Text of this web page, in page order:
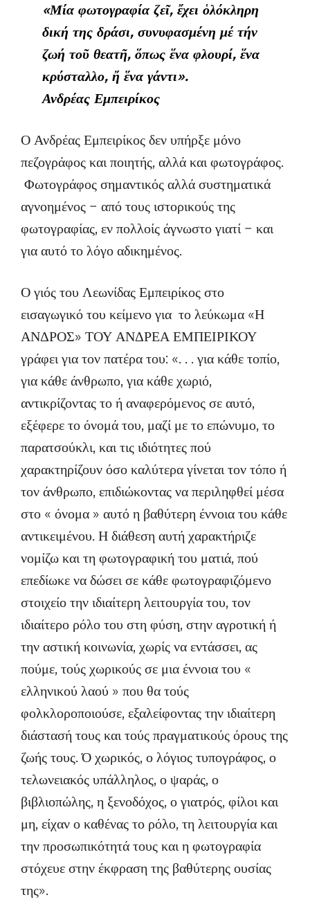
«Μία φωτογραφία ζεῖ, ἔχει ὁλόκληρη
δική της δράσι, συνυφασμένη μέ τήν
ζωή τοῦ θεατῆ, ὅπως ἕνα φλουρί, ἕνα
κρύσταλλο, ἤ ἕνα γάντι».
Ανδρέας Εμπειρίκος
Ο Ανδρέας Εμπειρίκος δεν υπήρξε μόνο
πεζογράφος και ποιητής, αλλά και φωτογράφος.
Φωτογράφος σημαντικός αλλά συστηματικά
αγνοημένος − από τους ιστορικούς της
φωτογραφίας, εν πολλοίς άγνωστο γιατί − και
για αυτό το λόγο αδικημένος.
Ο γιός του Λεωνίδας Εμπειρίκος στο
εισαγωγικό του κείμενο για το λεύκωμα «Η
ΑΝΔΡΟΣ» ΤΟΥ ΑΝΔΡΕΑ ΕΜΠΕΙΡΙΚΟΥ
γράφει για τον πατέρα του: «. . . για κάθε τοπίο,
για κάθε άνθρωπο, για κάθε χωριό,
αντικρίζοντας το ή αναφερόμενος σε αυτό,
εξέφερε το όνομά του, μαζί με το επώνυμο, το
παρατσούκλι, και τις ιδιότητες πού
χαρακτηρίζουν όσο καλύτερα γίνεται τον τόπο ή
τον άνθρωπο, επιδιώκοντας να περιληφθεί μέσα
στο « όνομα » αυτό η βαθύτερη έννοια του κάθε
αντικειμένου. Η διάθεση αυτή χαρακτήριζε
νομίζω και τη φωτογραφική του ματιά, πού
επεδίωκε να δώσει σε κάθε φωτογραφιζόμενο
στοιχείο την ιδιαίτερη λειτουργία του, τον
ιδιαίτερο ρόλο του στη φύση, στην αγροτική ή
την αστική κοινωνία, χωρίς να εντάσσει, ας
πούμε, τούς χωρικούς σε μια έννοια του «
ελληνικού λαού » που θα τούς
φολκλοροποιούσε, εξαλείφοντας την ιδιαίτερη
διάστασή τους και τούς πραγματικούς όρους της
ζωής τους. Ό χωρικός, ο λόγιος τυπογράφος, ο
τελωνειακός υπάλληλος, ο ψαράς, ο
βιβλιοπώλης, η ξενοδόχος, ο γιατρός, φίλοι και
μη, είχαν ο καθένας το ρόλο, τη λειτουργία και
την προσωπικότητά τους και η φωτογραφία
στόχευε στην έκφραση της βαθύτερης ουσίας
της».